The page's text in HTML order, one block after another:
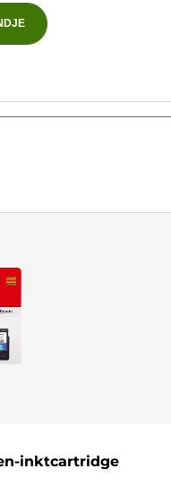
inktcartridge